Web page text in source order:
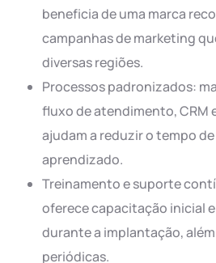
beneficia de uma marca
campanhas de marketing
diversas regiões.
Processos padronizados:
fluxo de atendimento, CRM
ajudam a reduzir o tempo
aprendizado.
Treinamento e suporte
oferece capacitação inicial
durante a implantação,
periódicas.